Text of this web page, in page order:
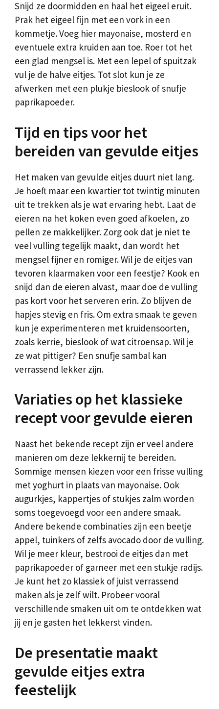
Snijd ze doormidden en haal het eigeel eruit.
Prak het eigeel fijn met een vork in een
kommetje. Voeg hier mayonaise, mosterd en
eventuele extra kruiden aan toe. Roer tot het
een glad mengsel is. Met een lepel of spuitzak
vul je de halve eitjes. Tot slot kun je ze
afwerken met een plukje bieslook of snufje
paprikapoeder.
Tijd en tips voor het
bereiden van gevulde eitjes
Het maken van gevulde eitjes duurt niet lang.
Je hoeft maar een kwartier tot twintig minuten
uit te trekken als je wat ervaring hebt. Laat de
eieren na het koken even goed afkoelen, zo
pellen ze makkelijker. Zorg ook dat je niet te
veel vulling tegelijk maakt, dan wordt het
mengsel fijner en romiger. Wil je de eitjes van
tevoren klaarmaken voor een feestje? Kook en
snijd dan de eieren alvast, maar doe de vulling
pas kort voor het serveren erin. Zo blijven de
hapjes stevig en fris. Om extra smaak te geven
kun je experimenteren met kruidensoorten,
zoals kerrie, bieslook of wat citroensap. Wil je
ze wat pittiger? Een snufje sambal kan
verrassend lekker zijn.
Variaties op het klassieke
recept voor gevulde eieren
Naast het bekende recept zijn er veel andere
manieren om deze lekkernij te bereiden.
Sommige mensen kiezen voor een frisse vulling
met yoghurt in plaats van mayonaise. Ook
augurkjes, kappertjes of stukjes zalm worden
soms toegevoegd voor een andere smaak.
Andere bekende combinaties zijn een beetje
appel, tuinkers of zelfs avocado door de vulling.
Wil je meer kleur, bestrooi de eitjes dan met
paprikapoeder of garneer met een stukje radijs.
Je kunt het zo klassiek of juist verrassend
maken als je zelf wilt. Probeer vooral
verschillende smaken uit om te ontdekken wat
jij en je gasten het lekkerst vinden.
De presentatie maakt
gevulde eitjes extra
feestelijk